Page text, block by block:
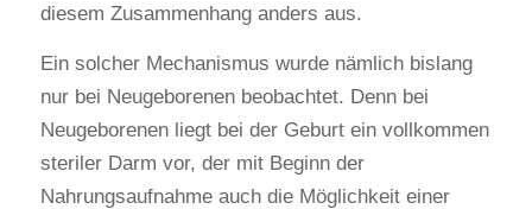
diesem Zusammenhang anders aus.
Ein solcher Mechanismus wurde nämlich bislang
nur bei Neugeborenen beobachtet. Denn bei
Neugeborenen liegt bei der Geburt ein vollkommen
steriler Darm vor, der mit Beginn der
Nahrungsaufnahme auch die Möglichkeit einer